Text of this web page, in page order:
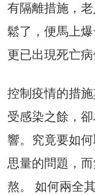
有隔離措施，
鬆了，便馬上
更已出現死亡病
控制疫情的措
受感染之餘，
響。究竟要如
思量的問題，
熬。 如何兩全